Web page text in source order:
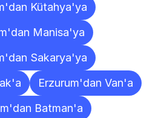
Kütahya'ya
Manisa'ya
Sakarya'ya
Erzurum'dan Van'a
Batman'a